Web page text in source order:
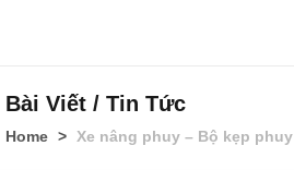
Bài Viết / Tin Tức
Home Xe nâng phuy – Bộ kẹp phuy